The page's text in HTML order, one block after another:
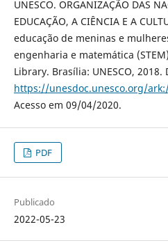
UNESCO. ORGANIZAÇÃO DAS
EDUCAÇÃO, A CIÊNCIA E A
educação de meninas e
engenharia e matemática
Library. Brasília: UNESCO, 2018.
https://unesdoc.unesco.org/
Acesso em 09/04/2020.
PDF
Publicado
2022-05-23